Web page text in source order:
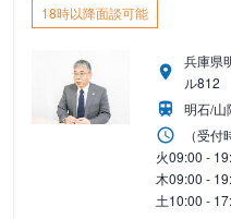
18時以降面談可能
兵庫県
ル812
明石/山
（受付
火09:00 -
木09:00 -
土10:00 -